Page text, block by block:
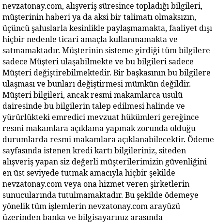
nevzatonay.com, alışveriş süresince topladığı bilgileri,
müşterinin haberi ya da aksi bir talimatı olmaksızın,
üçüncü şahıslarla kesinlikle paylaşmamakta, faaliyet dışı
hiçbir nedenle ticari amaçla kullanmamakta ve
satmamaktadır. Müşterinin sisteme girdiği tüm bilgilere
sadece Müşteri ulaşabilmekte ve bu bilgileri sadece
Müşteri değiştirebilmektedir. Bir başkasının bu bilgilere
ulaşması ve bunları değiştirmesi mümkün değildir.
Müşteri bilgileri, ancak resmi makamlarca usulü
dairesinde bu bilgilerin talep edilmesi halinde ve
yürürlükteki emredici mevzuat hükümleri gereğince
resmi makamlara açıklama yapmak zorunda olduğu
durumlarda resmi makamlara açıklanabilecektir. Ödeme
sayfasında istenen kredi kartı bilgileriniz, siteden
alışveriş yapan siz değerli müşterilerimizin güvenliğini
en üst seviyede tutmak amacıyla hiçbir şekilde
nevzatonay.com veya ona hizmet veren şirketlerin
sunucularında tutulmamaktadır. Bu şekilde ödemeye
yönelik tüm işlemlerin nevzatonay.com arayüzü
üzerinden banka ve bilgisayarınız arasında